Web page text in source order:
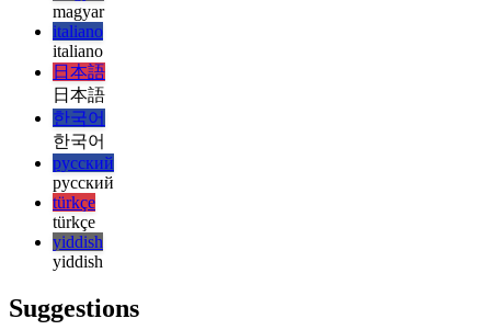
हिन्दी
हिन्दी
magyar
magyar
italiano
italiano
日本語
日本語
한국어
한국어
русский
русский
türkçe
yiddish
yiddish